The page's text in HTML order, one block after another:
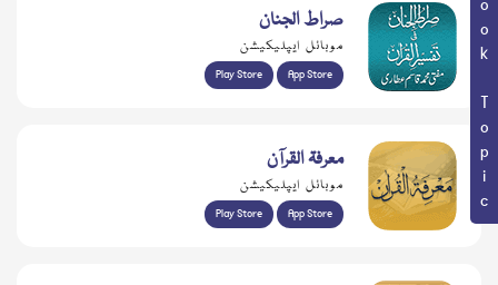
Book Topic صراط الجنان
موبائل ایپلیکیشن
Play Store App Store
معرفۃ القرآن
موبائل ایپلیکیشن
Play Store App Store